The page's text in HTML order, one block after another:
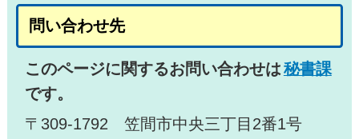
問い合わせ先
このページに関するお問い合わせは秘書課
です。
〒309-1792 笠間市中央三丁目2番1号